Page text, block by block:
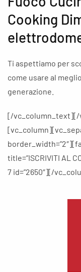
Cooking
Ti aspettiamo per
come usare al
generazione.
[/
title=”ISCRIVITI AL
7 id=”2650″][/